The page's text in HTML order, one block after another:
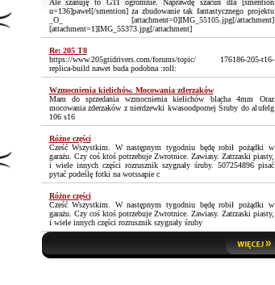
Ale szanuję to GTI ogromnie. Naprawdę szacun dla [smention
u=136]pawel[/smention] za zbudowanie tak fantastycznego projektu
_O_ [attachment=0]IMG_55105.jpg[/attachment]
[attachment=1]IMG_55373.jpg[/attachment]
Re: 205 T8
https://www.205gtidrivers.com/forums/topic/ 176186-205-t16-
replica-build nawet buda podobna :roll:
Wzmocnienia kielichów. Mocowania zderzaków
Mam do sprzedania wzmocnienia kielichów blacha 4mm Oraz
mocowania zderzaków z nierdzewki kwasoodpornej Śruby do alufelg
106 s16
Różne części
Cześć Wszystkim. W następnym tygodniu będę robił pożądki w
garażu. Czy coś ktoś potrzebuje Zwrotnice. Zawiasy. Zatrzaski piasty,
i wiele innych części rozrusznik szygnały śruby. 507254896 pisać
pytać podeślę fotki na wotssapie c
Różne części
Cześć Wszystkim. W następnym tygodniu będę robił pożądki w
garażu. Czy coś ktoś potrzebuje Zwrotnice. Zawiasy. Zatrzaski piasty,
i wiele innych części rozrusznik szygnały śruby